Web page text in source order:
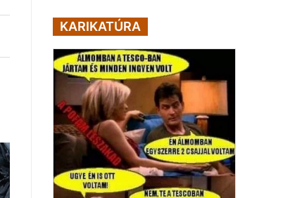
KARIKATÚRA